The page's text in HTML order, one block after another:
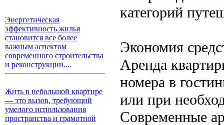
Энергетическая
эффективность жилья
становится все более
важным аспектом
современного строительства
и реконструкции....
Жить в небольшой квартире
— это вызов, требующий
умелого использования
пространства и грамотной
категорий
Экономия
Аренда
номера в
или при
Современные